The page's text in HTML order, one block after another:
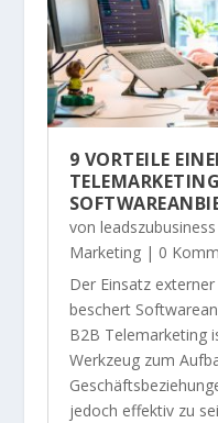
9 VORTEILE
von leadszubusiness
Marketing| 0
Der Einsatz
beschert
B2B Telemarketing
Werkzeug zum
jedoch effektiv zu